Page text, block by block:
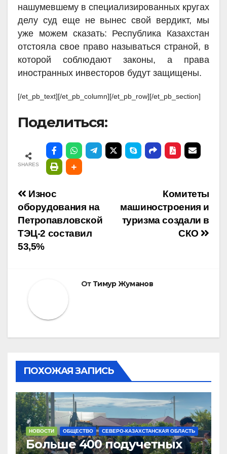
нашумевшему в специализированных кругах
делу суд еще не вынес свой вердикт, мы
уже можем сказать: Республика Казахстан
отстояла свое право называться страной, в
которой соблюдают законы, а права
иностранных инвесторов будут защищены.
[/et_pb_text][/et_pb_column][/et_pb_row][/et_pb_section]
Поделиться:
SHARES
Навигация
по
записям
Комитеты
машиностроения и
туризма создали в
СКО
Износ
оборудования на
Петропавловской
ТЭЦ-2 составил
53,5%
От Тимур Жуманов
ПОХОЖАЯ ЗАПИСЬ
НОВОСТИ ОБЩЕСТВО СЕВЕРО-КАЗАХСТАНСКАЯ ОБЛАСТЬ
Больше 400 подучетных